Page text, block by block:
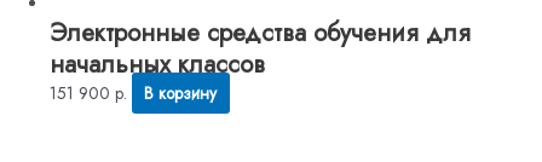
Электронные средства обучения для
начальных классов
151 900р. В корзину